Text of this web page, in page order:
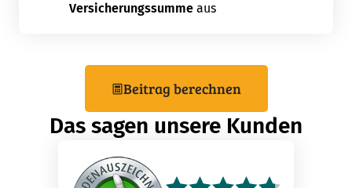
Versicherungssumme aus
Beitrag berechnen
Das sagen unsere Kunden